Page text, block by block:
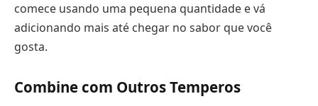
comece usando uma pequena quantidade e vá
adicionando mais até chegar no sabor que você
gosta.
Combine com Outros Temperos